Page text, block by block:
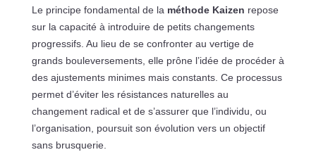
Le principe fondamental de la méthode Kaizen repose
sur la capacité à introduire de petits changements
progressifs. Au lieu de se confronter au vertige de
grands bouleversements, elle prône l’idée de procéder à
des ajustements minimes mais constants. Ce processus
permet d’éviter les résistances naturelles au
changement radical et de s’assurer que l’individu, ou
l’organisation, poursuit son évolution vers un objectif
sans brusquerie.